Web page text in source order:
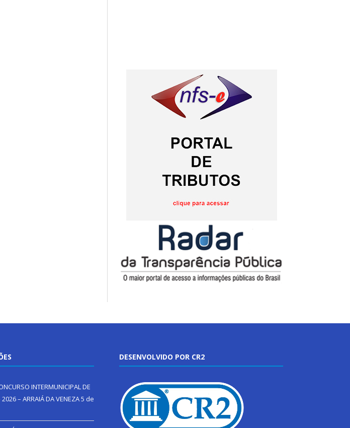
INTERMUNICIPAL DE
– ARRAIÁ DA VENEZA5 de
DESENVOLVIDO POR CR2